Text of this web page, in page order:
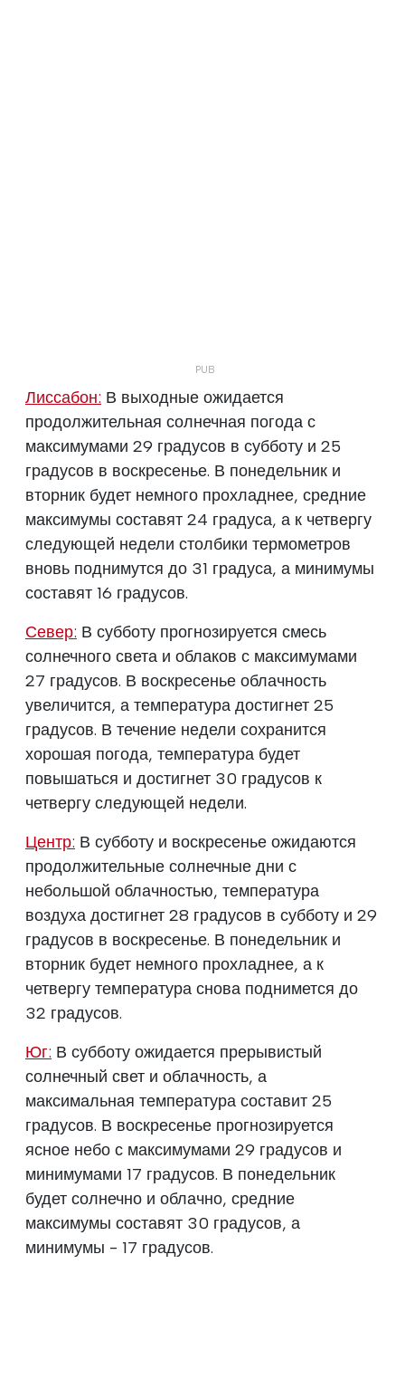
Лиссабон: В выходные ожидается
продолжительная солнечная погода с
максимумами 29 градусов в субботу и 25
градусов в воскресенье. В понедельник и
вторник будет немного прохладнее, средние
максимумы составят 24 градуса, а к четвергу
следующей недели столбики термометров
вновь поднимутся до 31 градуса, а минимумы
составят 16 градусов.
Север: В субботу прогнозируется смесь
солнечного света и облаков с максимумами
27 градусов. В воскресенье облачность
увеличится, а температура достигнет 25
градусов. В течение недели сохранится
хорошая погода, температура будет
повышаться и достигнет 30 градусов к
четвергу следующей недели.
Центр: В субботу и воскресенье ожидаются
продолжительные солнечные дни с
небольшой облачностью, температура
воздуха достигнет 28 градусов в субботу и 29
градусов в воскресенье. В понедельник и
вторник будет немного прохладнее, а к
четвергу температура снова поднимется до
32 градусов.
Юг: В субботу ожидается прерывистый
солнечный свет и облачность, а
максимальная температура составит 25
градусов. В воскресенье прогнозируется
ясное небо с максимумами 29 градусов и
минимумами 17 градусов. В понедельник
будет солнечно и облачно, средние
максимумы составят 30 градусов, а
минимумы - 17 градусов.